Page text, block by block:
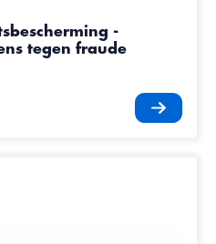
is 4.85
-
tegen fraude